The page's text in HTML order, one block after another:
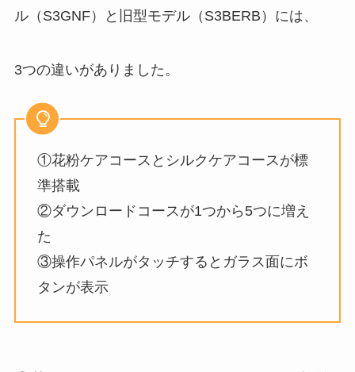
ル（S3GNF）と旧型モデル（S3BERB）には、
3つの違いがありました。
①花粉ケアコースとシルクケアコースが標
準搭載
②ダウンロードコースが1つから5つに増え
た
③操作パネルがタッチするとガラス面にボ
タンが表示